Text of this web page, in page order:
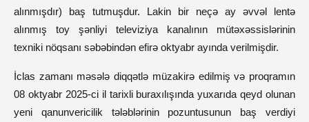
alınmışdır) baş tutmuşdur. Lakin bir neçə ay əvvəl lentə
alınmış toy şənliyi televiziya kanalının mütəxəssislərinin
texniki nöqsanı səbəbindən efirə oktyabr ayında verilmişdir.
İclas zamanı məsələ diqqətlə müzakirə edilmiş və proqramın
08 oktyabr 2025-ci il tarixli buraxılışında yuxarıda qeyd olunan
yeni qanunvericilik tələblərinin pozuntusunun baş verdiyi